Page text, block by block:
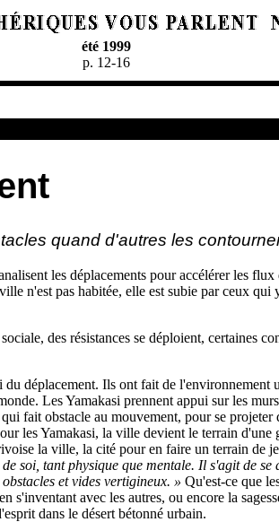
été 1999
p. 12-16
quand d'autres les
les déplacements pour accélérer les
n'est pas habitée, elle est subie par ceux qui
des résistances se déploient, certaines
déplacement. Ils ont fait de l'environnement
Les Yamakasi prennent appui sur les
fait obstacle au mouvement, pour se projeter
les Yamakasi, la ville devient le terrain
la ville, la cité pour en faire un terrain de
soi, tant physique que mentale. Il s'agit de
et vides vertigineux. » Qu'est-ce que
s'inventant avec les autres, ou encore la
dans le désert bétonné urbain.